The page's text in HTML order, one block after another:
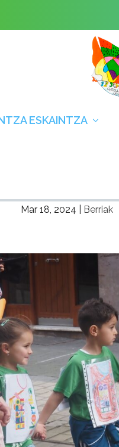
ESKAINTZA
Mar 18, 2024 Berriak